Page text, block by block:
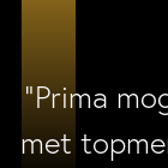
“Prima
met